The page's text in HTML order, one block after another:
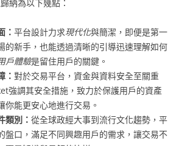
納為以下幾點：
： 平台設計力求現代化與簡潔，即便是第一
的新手，也能透過清晰的引導迅速理解如何
戶體驗是留住用戶的關鍵。
： 對於交易平台，資金與資料安全至關重
強調其安全措施，致力於保護用戶的資產
你能更安心地進行交易。
類別： 從全球政經大事到流行文化趨勢，平
盤口，滿足不同興趣用戶的需求，讓交易不